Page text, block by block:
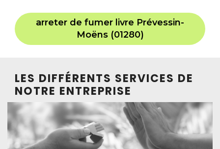
arreter de fumer livre Prévessin-
Moëns (01280)
LES DIFFÉRENTS SERVICES DE
NOTRE ENTREPRISE